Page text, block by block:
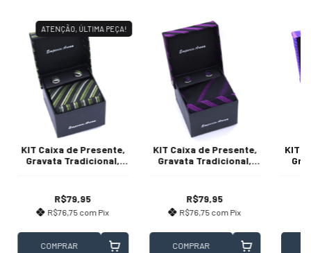
ATENÇÃO, ÚLTIMA PEÇA!
KIT Caixa de Presente,
Gravata Tradicional,
Preto, Verde Oliva e
Branco
R$79,95
R$76,75 com Pix
COMPRAR
KIT Caixa de Presente,
Gravata Tradicional,
Preto e Roxo
R$79,95
R$76,75 com Pix
COMPRAR
KIT